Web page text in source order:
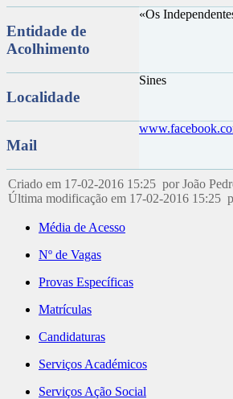
Entidade de
Acolhimento
«Os
Localidade
Sines
Mail
Criado em 17-02-2016 15:25 por João
Última modificação em 17-02-2016 15:25
Média de Acesso
Nº de Vagas
Provas Específicas
Matrículas
Candidaturas
Serviços Académicos
Serviços Ação Social